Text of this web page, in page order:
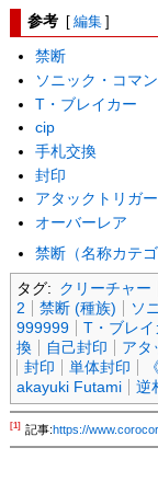
参考 [ 編集 ]
禁断
ソニック・コマ
T・ブレイカー
cip
手札交換
封印
アタックトリガー
オーバーレア
禁断（名称カテゴ
タグ: クリーチャー
2
禁断 (種族) ソ
999999
T・ブレイ
換
自己封印 アタ
封印
単体封印
akayuki Futami
逆
[1] 記事:https://